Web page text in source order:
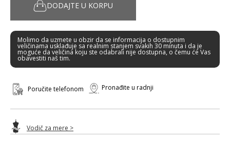
DODAJTE U KORPU
Molimo da uzmete u obzir da se informacija o dostupnim
veličinama usklađuje sa realnim stanjem svakih 30 minuta i da je
moguće da veličina koju ste odabrali nije dostupna, o čemu će Vas
obavestiti naš tim.
Poručite telefonom Pronađite u radnji
Vodič za mere >